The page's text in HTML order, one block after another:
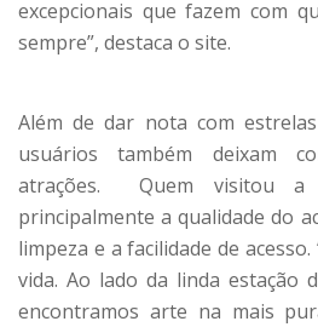
excepcionais que fazem com
sempre”, destaca o site.
Além de dar nota com
usuários também deixam
atrações. Quem visitou a
principalmente a qualidade do
limpeza e a facilidade de
vida. Ao lado da linda estação
encontramos arte na mais